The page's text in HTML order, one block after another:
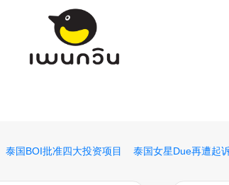
泰国BOI批准四大投资项目 泰国女星Due再遭起